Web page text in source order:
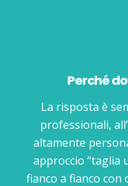
Perché
La risposta è
professionali,
altamente
approccio “taglia
fianco a fianco